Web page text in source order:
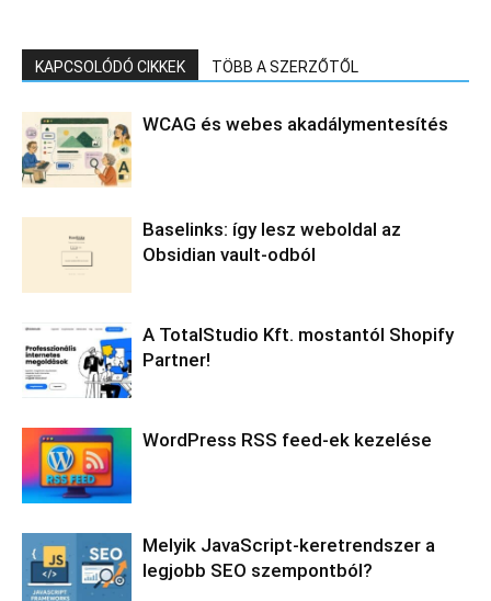
KAPCSOLÓDÓ CIKKEK TÖBB A SZERZŐTŐL
WCAG és webes akadálymentesítés
Baselinks: így lesz weboldal az
Obsidian vault-odból
A TotalStudio Kft. mostantól Shopify
Partner!
WordPress RSS feed-ek kezelése
Melyik JavaScript-keretrendszer a
legjobb SEO szempontból?